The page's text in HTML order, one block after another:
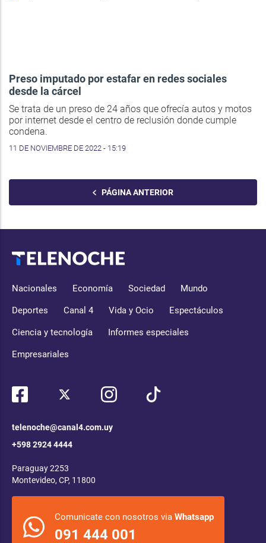
Preso imputado por estafar en redes sociales
desde la cárcel
Se trata de un preso de 24 años que ofrecía autos y motos
por internet desde el centro de reclusión donde cumple
condena.
11 DE NOVIEMBRE DE 2022 - 15:19
PÁGINA ANTERIOR
Nacionales Economía Sociedad Mundo
Deportes Canal 4 Vida y Ocio Espectáculos
Ciencia y tecnología Informes especiales
Empresariales
telenoche@canal4.com.uy
+598 2924 4444
Paraguay 2253
Montevideo, CP, 11800
Comunicate con nosotros via Whatsapp
091 444 001